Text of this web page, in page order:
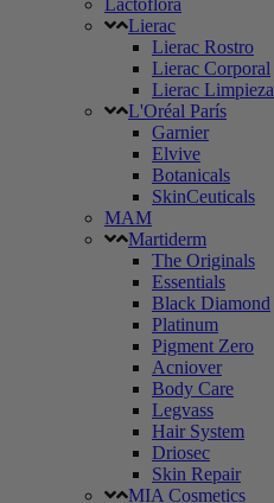
Lactoflora
Lierac
Lierac Rostro
Lierac Corporal
Lierac Limpieza
L'Oréal París
Garnier
Elvive
Botanicals
SkinCeuticals
MAM
Martiderm
The Originals
Essentials
Black Diamond
Platinum
Pigment Zero
Acniover
Body Care
Legvass
Hair System
Driosec
Skin Repair
MIA Cosmetics